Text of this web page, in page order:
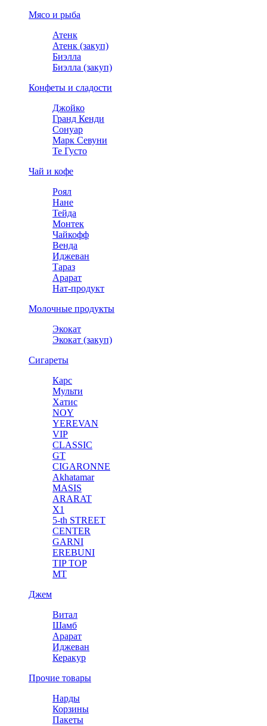
Мясо и рыба
Атенк
Атенк (закуп)
Биэлла
Биэлла (закуп)
Конфеты и сладости
Джойко
Гранд Кенди
Сонуар
Марк Севуни
Те Густо
Чай и кофе
Роял
Нане
Тейда
Монтек
Чайкофф
Венда
Иджеван
Тараз
Арарат
Нат-продукт
Молочные продукты
Экокат
Экокат (закуп)
Сигареты
Карс
Мульти
Хатис
NOY
YEREVAN
VIP
CLASSIC
GT
CIGARONNE
Akhatamar
MASIS
ARARAT
X1
5-th STREET
CENTER
GARNI
EREBUNI
TIP TOP
MT
Джем
Витал
Шамб
Арарат
Иджеван
Керакур
Прочие товары
Нарды
Корзины
Пакеты